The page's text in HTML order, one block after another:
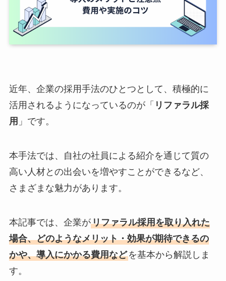
近年、企業の採用手法のひとつとして、積極的に
活用されるようになっているのが「 リファラル採
用 」です。
本手法では、自社の社員による紹介を通じて質の
高い人材との出会いを増やすことができるなど、
さまざまな魅力があります。
本記事では、企業がリファラル採用を取り入れた
場合、どのようなメリット・効果が期待できるの
かや、導入にかかる費用などを基本から解説しま
す。